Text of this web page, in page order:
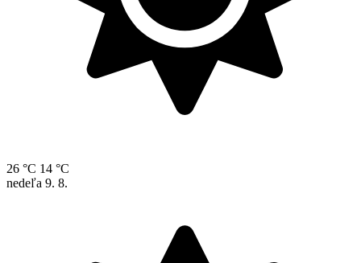
26 °C 14 °C
nedeľa 9. 8.